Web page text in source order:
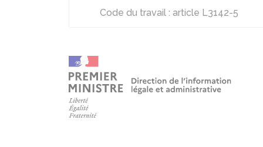
Code du travail : article L3142-5